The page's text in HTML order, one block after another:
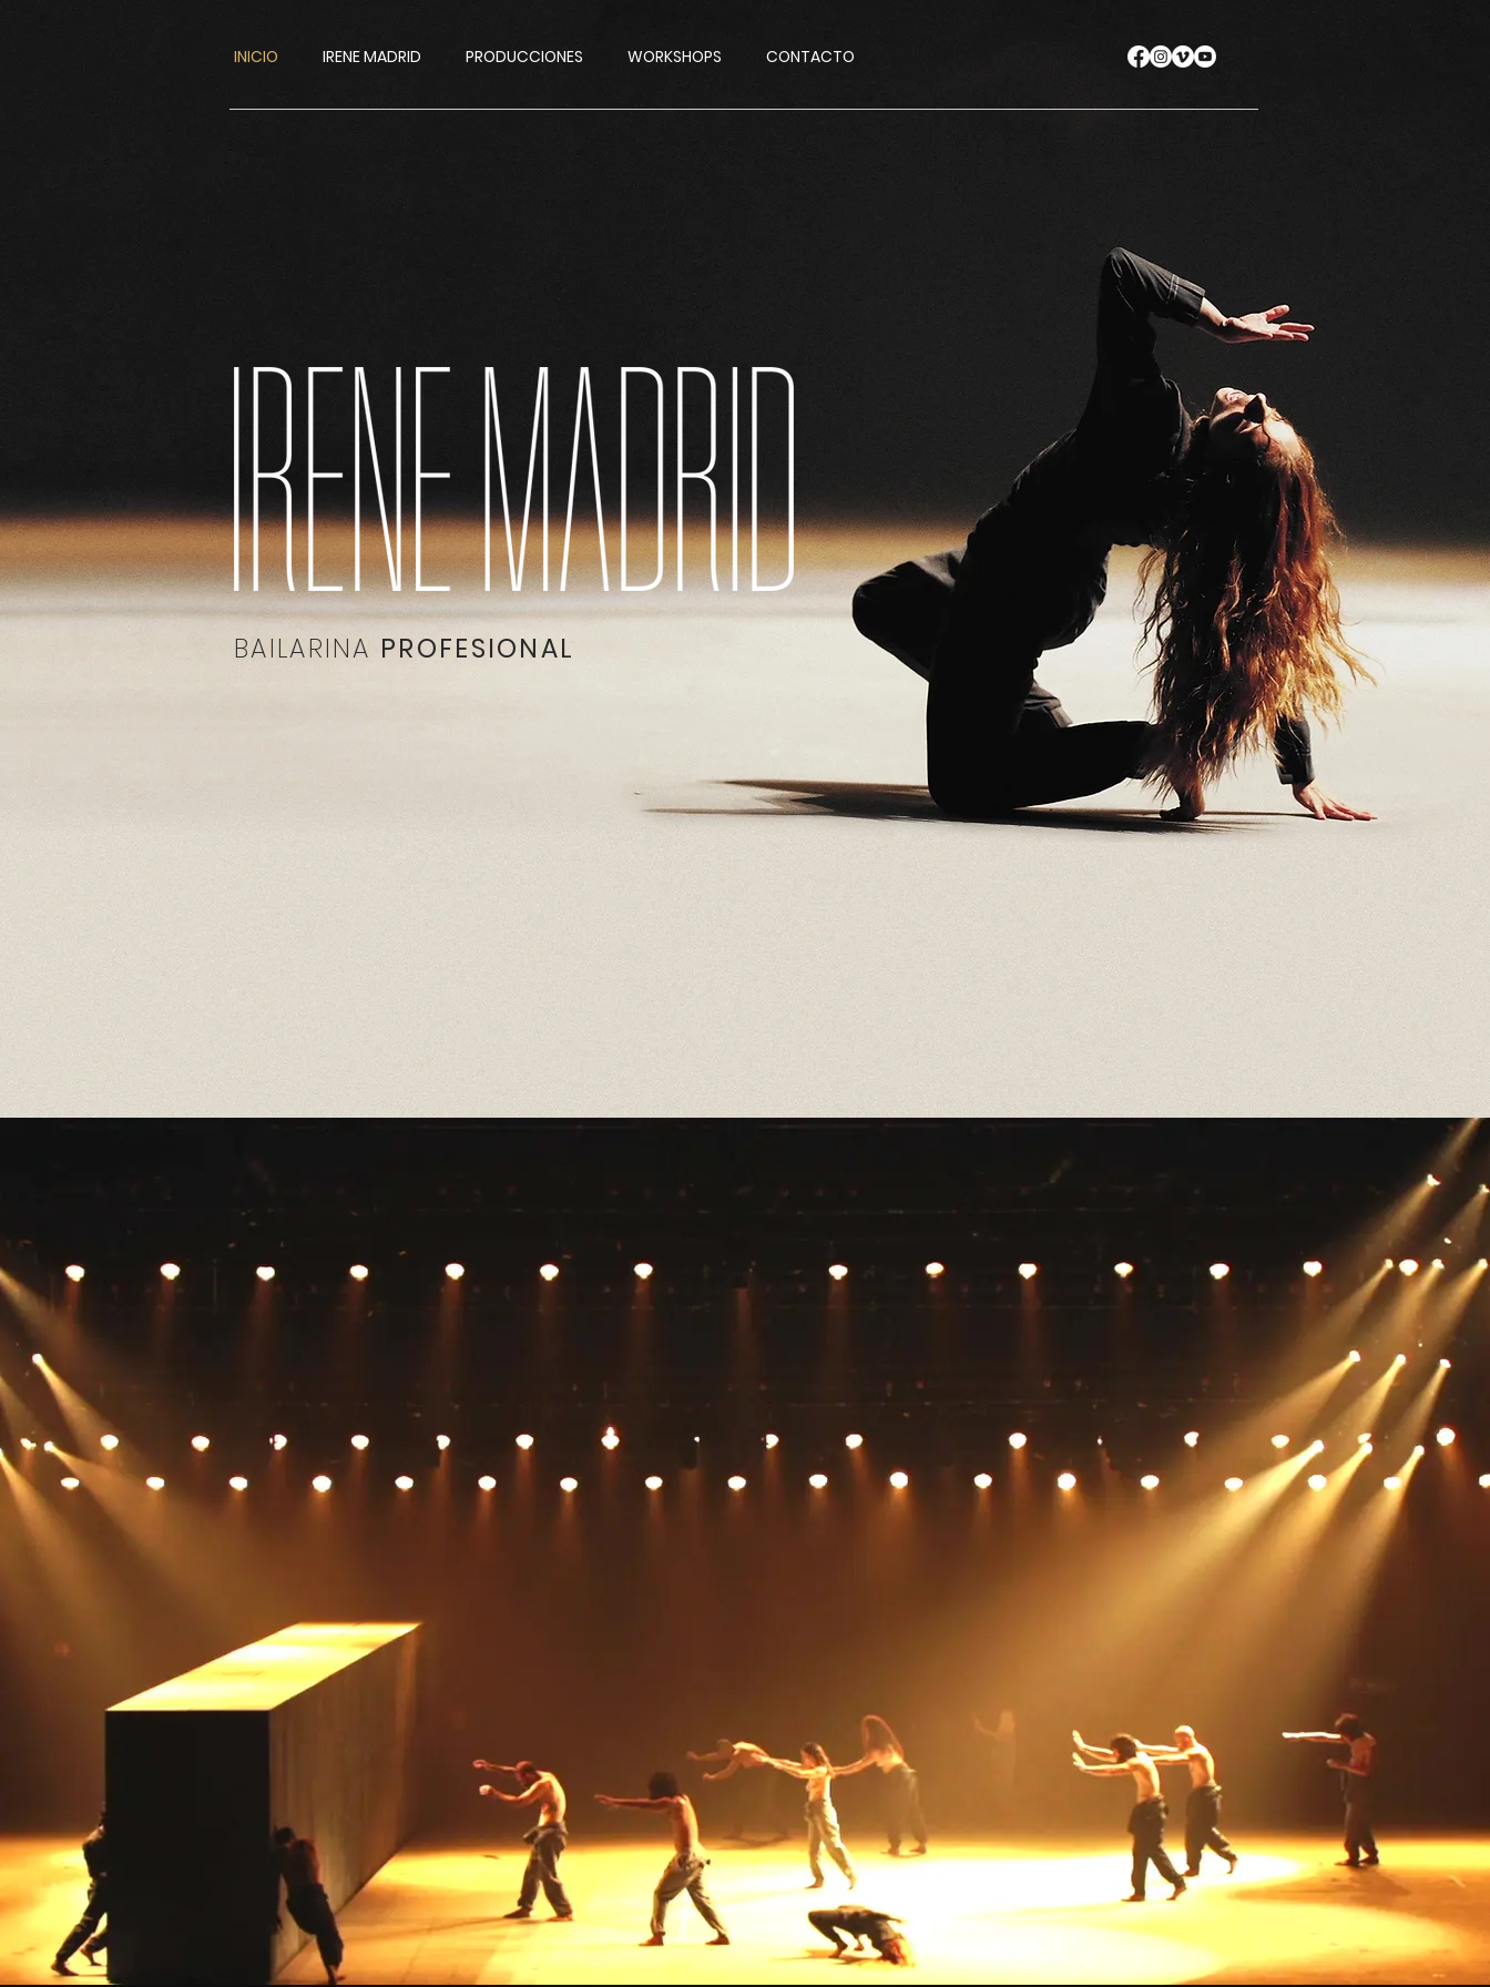
INICIO IRENE MADRID PRODUCCIONES WORKSHOPS CONTACTO
BAILARINA PROFESIONAL